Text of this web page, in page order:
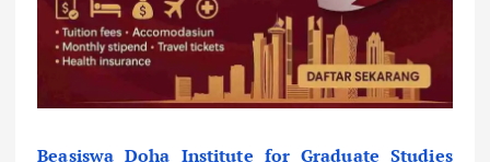
Beasiswa Doha Institute for Graduate Studies